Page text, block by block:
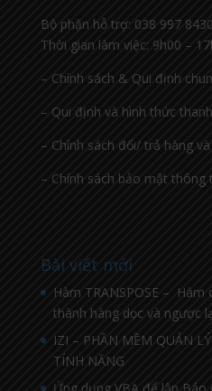
Bộ phận hỗ trợ: 038 997 8430
Thời gian làm việc: 9h00 –
– Chính sách & Qui định
– Qui định và hình thức
– Chính sách đổi/ trả hàng
– Chính sách bảo mật thông
Bài viết mới
Hàm TRANSPOSE –
thành hàng dọc và ngược
IZI – PHẦN MỀM QUẢN
TÍNH NĂNG